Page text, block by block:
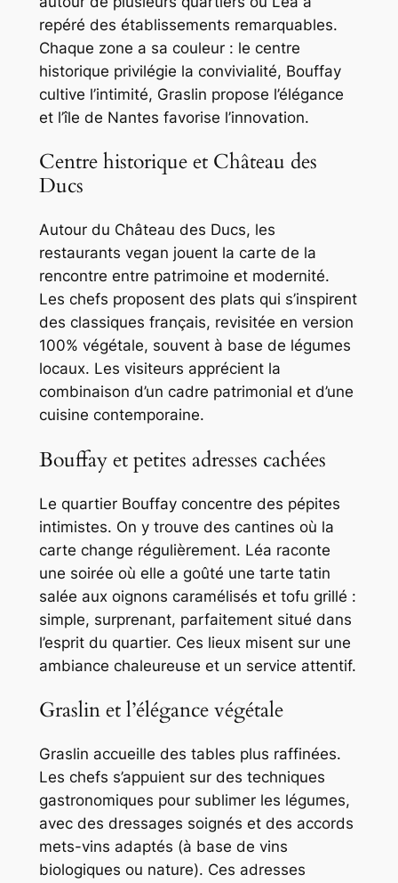
repéré des établissements remarquables.
Chaque zone a sa couleur : le centre
historique privilégie la convivialité, Bouffay
cultive l’intimité, Graslin propose l’élégance
et l’île de Nantes favorise l’innovation.
Centre historique et Château des
Ducs
Autour du Château des Ducs, les
restaurants vegan jouent la carte de la
rencontre entre patrimoine et modernité.
Les chefs proposent des plats qui s’inspirent
des classiques français, revisitée en version
100% végétale, souvent à base de légumes
locaux. Les visiteurs apprécient la
combinaison d’un cadre patrimonial et d’une
cuisine contemporaine.
Bouffay et petites adresses cachées
Le quartier Bouffay concentre des pépites
intimistes. On y trouve des cantines où la
carte change régulièrement. Léa raconte
une soirée où elle a goûté une tarte tatin
salée aux oignons caramélisés et tofu grillé :
simple, surprenant, parfaitement situé dans
l’esprit du quartier. Ces lieux misent sur une
ambiance chaleureuse et un service attentif.
Graslin et l’élégance végétale
Graslin accueille des tables plus raffinées.
Les chefs s’appuient sur des techniques
gastronomiques pour sublimer les légumes,
avec des dressages soignés et des accords
mets-vins adaptés (à base de vins
biologiques ou nature). Ces adresses